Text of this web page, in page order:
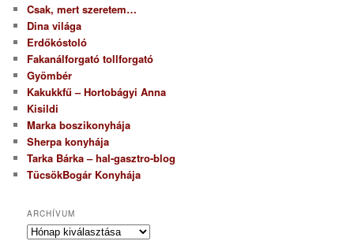
Csak, mert szeretem…
Dina világa
Erdőkóstoló
Fakanálforgató tollforgató
Gyömbér
Kakukkfű – Hortobágyi Anna
Kisildi
Marka boszikonyhája
Sherpa konyhája
Tarka Bárka – hal-gasztro-blog
TücsökBogár Konyhája
ARCHÍVUM
A